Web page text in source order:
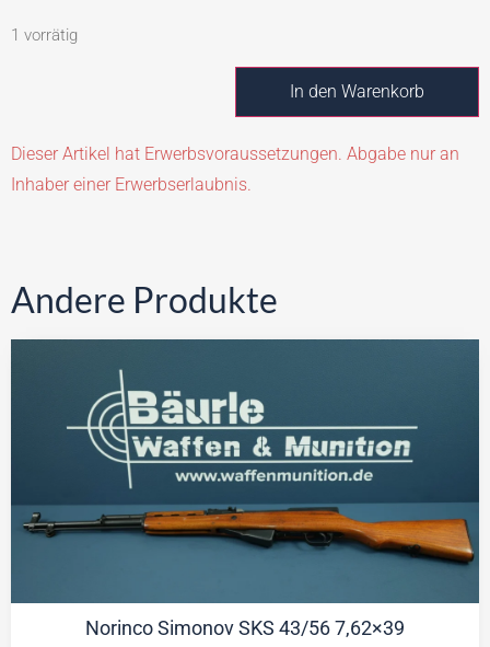
1 vorrätig
In den Warenkorb
Dieser Artikel hat Erwerbsvoraussetzungen. Abgabe nur an
Inhaber einer Erwerbserlaubnis.
Andere Produkte
Norinco Simonov SKS 43/56 7,62×39